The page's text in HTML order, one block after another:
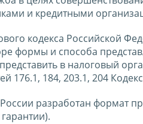
и кредитными
кодекса Российской
формы и способа
в налоговый
176.1, 184, 203.1, 204
разработан формат